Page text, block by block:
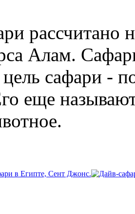
рассчитано
Алам.
сафари -
еще